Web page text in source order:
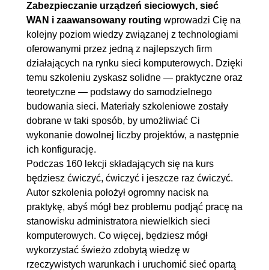
2.19. Konfiguracja
uwierzytelniania oraz
konfiguracja protokołu OSPF
na przełączniku warstwy 3
00:03:27
2.20. Testowanie komunikacji
pomiędzy sieciami VLAN
00:03:58
2.21. Konfiguracja usługi PAT
na routerze
2.22. Uruchomienie protokołu
SSH na routerze
2.23. Konfiguracja
standardowej listy ACL do
blokowania komunikacji SSH
00:05:05
2.24. Konfiguracja rozszerzonej
listy ACL do blokowania
Zabezpieczanie urządzeń sieciowych, sieć
WAN i zaawansowany routing wprowadzi Cię na
kolejny poziom wiedzy związanej z technologiami
oferowanymi przez jedną z najlepszych firm
działających na rynku sieci komputerowych. Dzięki
temu szkoleniu zyskasz solidne — praktyczne oraz
teoretyczne — podstawy do samodzielnego
budowania sieci. Materiały szkoleniowe zostały
dobrane w taki sposób, by umożliwiać Ci
wykonanie dowolnej liczby projektów, a następnie
ich konfigurację.
Podczas 160 lekcji składających się na kurs
będziesz ćwiczyć, ćwiczyć i jeszcze raz ćwiczyć.
Autor szkolenia położył ogromny nacisk na
praktykę, abyś mógł bez problemu podjąć pracę na
stanowisku administratora niewielkich sieci
komputerowych. Co więcej, będziesz mógł
wykorzystać świeżo zdobytą wiedzę w
rzeczywistych warunkach i uruchomić sieć opartą